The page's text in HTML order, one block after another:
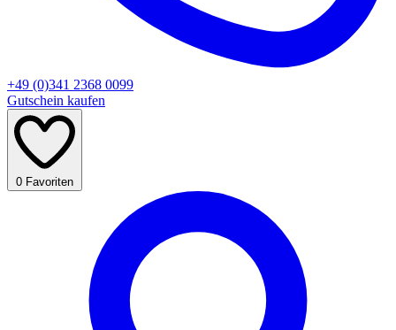
+49 (0)341 2368 0099
Gutschein kaufen
0 Favoriten